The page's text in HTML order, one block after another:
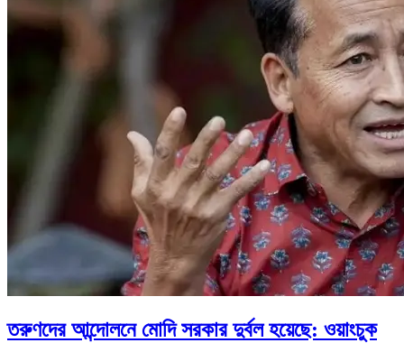
তরুণদের আন্দোলনে মোদি সরকার দুর্বল হয়েছে: ওয়াংচুক